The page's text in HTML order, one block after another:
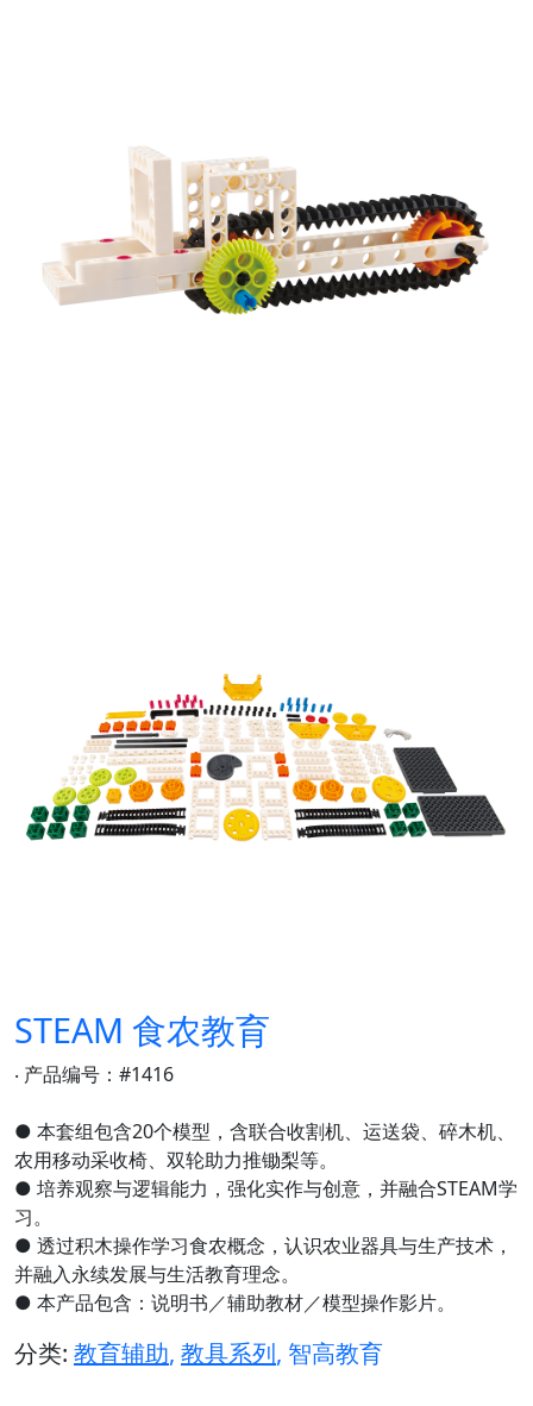
STEAM 食农教育
‧ 产品编号：#1416
● 本套组包含20个模型，含联合收割机、运送袋、碎木机、
农用移动采收椅、双轮助力推锄梨等。
● 培养观察与逻辑能力，强化实作与创意，并融合STEAM学
习。
● 透过积木操作学习食农概念，认识农业器具与生产技术，
并融入永续发展与生活教育理念。
● 本产品包含：说明书／辅助教材／模型操作影片。
分类: 教育辅助, 教具系列, 智高教育